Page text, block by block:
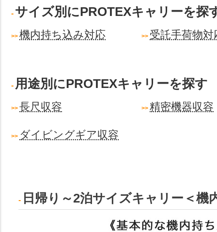
サイズ別にPROTEXキャリーを探
機内持ち込み対応 受託手荷物対
用途別にPROTEXキャリーを探す
長尺収容 精密機器収容
ダイビングギア収容
日帰り～2泊サイズキャリー＜機